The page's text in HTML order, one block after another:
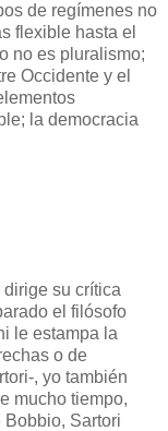
de regímenes no
flexible hasta el
no es pluralismo;
Occidente y el
la democracia
su crítica
el filósofo
le estampa la
o de
, yo también
mucho tiempo,
Bobbio, Sartori